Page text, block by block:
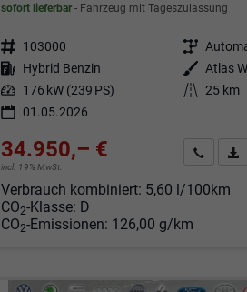
sofort lieferbar Fahrzeug mit Tageszulassung
Fahrzeugnr. 103000 Getriebe
Kraftstoff Hybrid Benzin Außenfarbe Atlas
Leistung 176 kW (239 PS) Kilometerstand 25 km
01.05.2026
34.950,– €
incl. 19% MwSt.
Verbrauch kombiniert: 5,60 l/100km
CO2-Klasse: D
CO2-Emissionen: 126,00 g/km